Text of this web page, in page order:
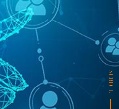
SCROLL